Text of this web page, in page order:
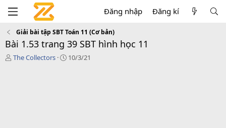
Đăng nhập Đăng kí
Giải bài tập SBT Toán 11 (Cơ bản)
Bài 1.53 trang 39 SBT hình học 11
T
The Collectors
C10/3/21